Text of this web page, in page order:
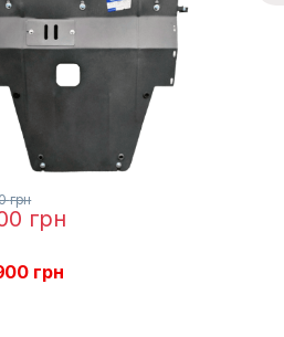
грн
грн
грн